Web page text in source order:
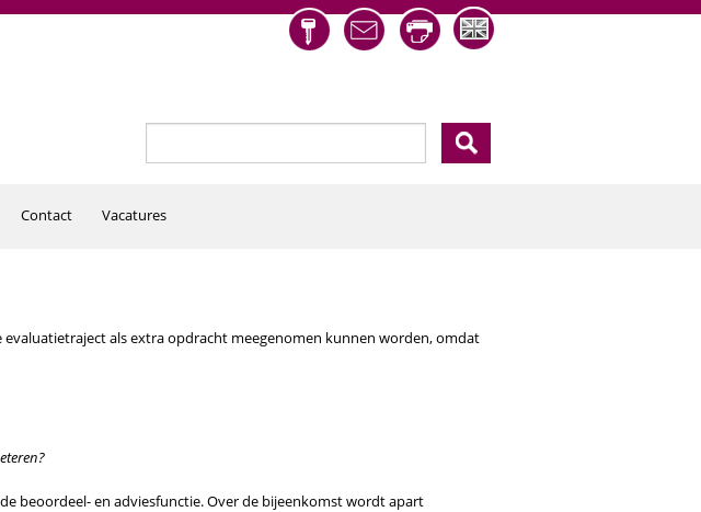
Contact Vacatures
als extra opdracht meegenomen kunnen worden, omdat
beoordeel- en adviesfunctie. Over de bijeenkomst wordt apart